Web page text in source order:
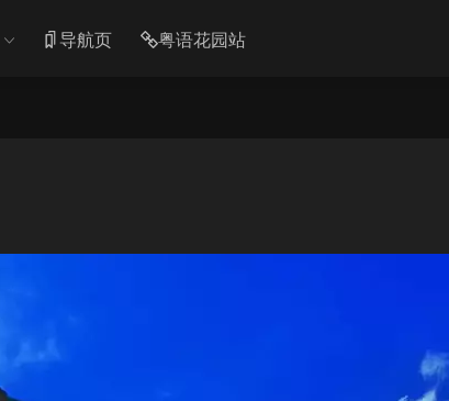
导航页 粤语花园站